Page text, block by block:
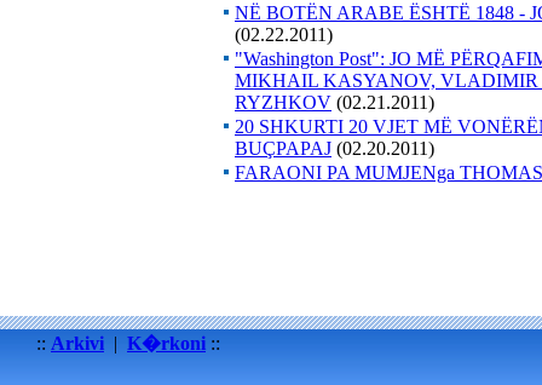
NË BOTËN ARABE ËSHTË 1848 -
(02.22.2011)
"Washington Post": JO MË
MIKHAIL KASYANOV, VLADIMIR
RYZHKOV (02.21.2011)
20 SHKURTI 20 VJET MË
BUÇPAPAJ (02.20.2011)
FARAONI PA MUMJENga
:: Arkivi | K�rkoni ::